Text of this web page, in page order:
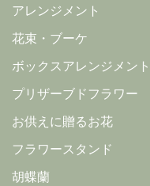
アレンジメント
花束・ブーケ
ボックスアレンジメント
プリザーブドフラワー
お供えに贈るお花
フラワースタンド
胡蝶蘭